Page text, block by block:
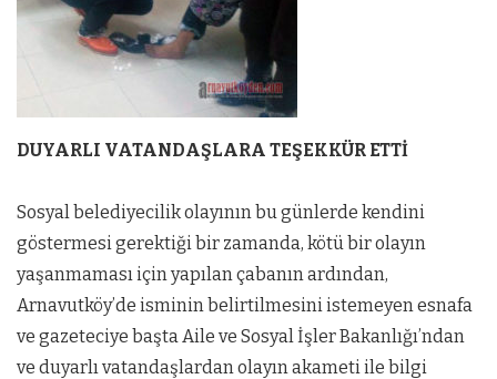
DUYARLI VATANDAŞLARA TEŞEKKÜR ETTİ
Sosyal belediyecilik olayının bu günlerde kendini
göstermesi gerektiği bir zamanda, kötü bir olayın
yaşanmaması için yapılan çabanın ardından,
Arnavutköy’de isminin belirtilmesini istemeyen esnafa
ve gazeteciye başta Aile ve Sosyal İşler Bakanlığı’ndan
ve duyarlı vatandaşlardan olayın akameti ile bilgi